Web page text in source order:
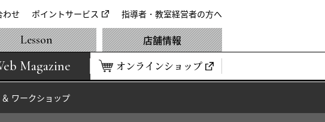
わせ ポイントサービス 指導者・教室経営者の方へ
Magazine オンラインショップ
Lesson 店舗情報
ワークショップ